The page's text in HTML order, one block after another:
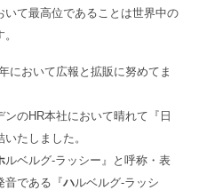
て最高位であることは世界中の
において広報と拡販に努めてま
のHR本社において晴れて『日
たしました。
ルベルグ-ラッシー』と呼称・表
音である『ハルベルグ-ラッシ